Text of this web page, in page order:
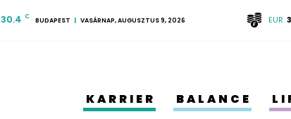
30.4 C BUDAPEST VASÁRNAP, AUGUSZTUS 9, 2026 EUR
KARRIER BALANCE